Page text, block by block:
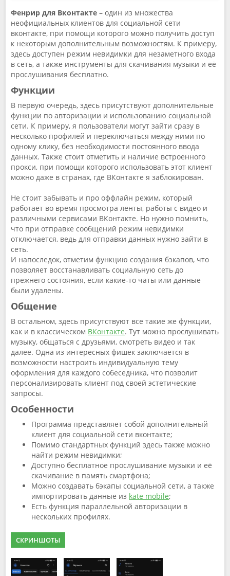
Фенрир для Вконтакте – один из множества
неофициальных клиентов для социальной сети
вконтакте, при помощи которого можно получить доступ
к некоторым дополнительным возможностям. К примеру,
здесь доступен режим невидимки для незаметного входа
в сеть, а также инструменты для скачивания музыки и её
прослушивания бесплатно.
Функции
В первую очередь, здесь присутствуют дополнительные
функции по авторизации и использованию социальной
сети. К примеру, я пользователи могут зайти сразу в
несколько профилей и переключаться между ними по
одному клику, без необходимости постоянного ввода
данных. Также стоит отметить и наличие встроенного
прокси, при помощи которого использовать этот клиент
можно даже в странах, где ВКонтакте я заблокирован.
Не стоит забывать и про оффлайн режим, который
работает во время просмотра ленты, работы с видео и
различными сервисами ВКонтакте. Но нужно помнить,
что при отправке сообщений режим невидимки
отключается, ведь для отправки данных нужно зайти в
сеть.
И напоследок, отметим функцию создания бэкапов, что
позволяет восстанавливать социальную сеть до
прежнего состояния, если какие-то чаты или данные
были удалены.
Общение
В остальном, здесь присутствуют все такие же функции,
как и в классическом ВКонтакте. Тут можно прослушивать
музыку, общаться с друзьями, смотреть видео и так
далее. Одна из интересных фишек заключается в
возможности настроить индивидуальную тему
оформления для каждого собеседника, что позволит
персонализировать клиент под своей эстетические
запросы.
Особенности
Программа представляет собой дополнительный
клиент для социальной сети вконтакте;
Помимо стандартных функций здесь также можно
найти режим невидимки;
Доступно бесплатное прослушивание музыки и её
скачивание в память смартфона;
Можно создавать бэкапы социальной сети, а также
импортировать данные из kate mobile;
Есть функция параллельной авторизации в
нескольких профилях.
СКРИНШОТЫ